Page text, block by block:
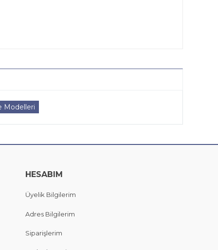
Modelleri
HESABIM
Üyelik Bilgilerim
Adres Bilgilerim
Siparişlerim